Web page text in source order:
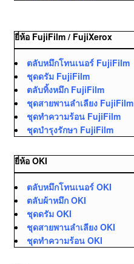
ยี่ห้อ FujiFilm / FujiXerox
ตลับหมึกโทนเนอร์ FujiFilm
ชุดดรัม FujiFilm
ตลับทิ้งหมึก FujiFilm
ชุดสายพานลำเลียง FujiFilm
ชุดทำความร้อน FujiFilm
ชุดบำรุงรักษา FujiFilm
ยี่ห้อ OKI
ตลับหมึกโทนเนอร์ OKI
ตลับผ้าหมึก OKI
ชุดดรัม OKI
ชุดสายพานลำเลียง OKI
ชุดทำความร้อน OKI